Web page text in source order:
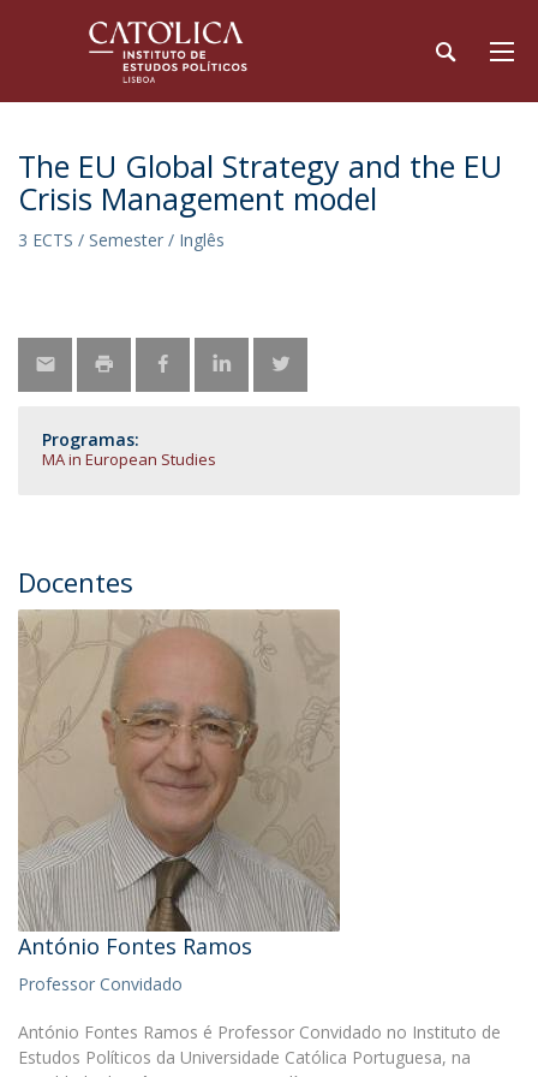
The EU Global Strategy and the EU
Crisis Management model
3 ECTS / Semester / Inglês
Programas:
MA in European Studies
Docentes
António Fontes Ramos
Professor Convidado
António Fontes Ramos é Professor Convidado no Instituto de
Estudos Políticos da Universidade Católica Portuguesa, na